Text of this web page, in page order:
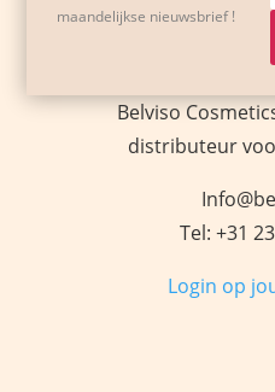
maandelijkse nieuwsbrief !
Belviso
distributeur
Tel: +31
Login op